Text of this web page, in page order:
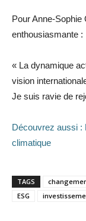
Pour Anne-Sophie
enthousiasmante :
« La dynamique
vision
Je suis ravie de
Découvrez aussi :
climatique
TAGS
ESG